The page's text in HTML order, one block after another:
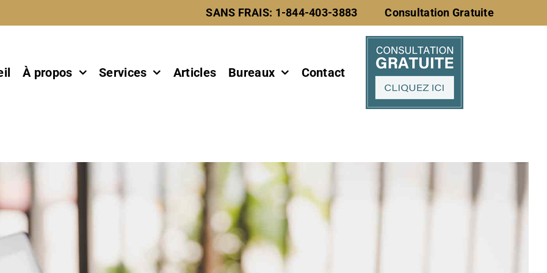
SANS FRAIS: 1-844-403-3883 Consultation Gratuite
À propos Services Articles Bureaux Contact